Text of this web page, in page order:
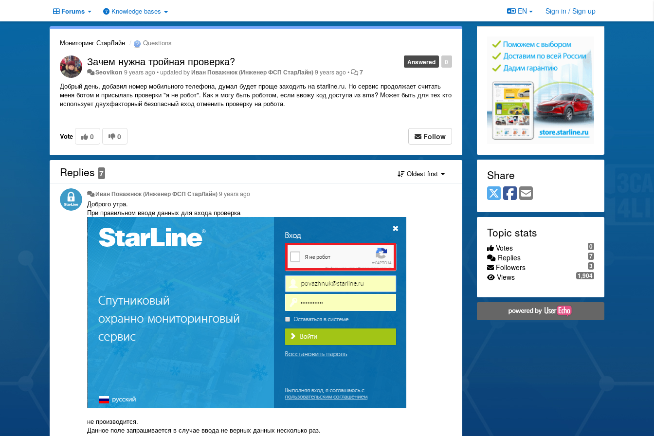
Forums Knowledge bases EN Sign in / Sign up
Мониторинг СтарЛайн Questions
0
Answered
Зачем нужна тройная проверка?
Seovikon 9 years ago•updated byИван Поважнюк (Инженер ФСП СтарЛайн)9 years ago• 7
Добрый день, добавил номер мобильного телефона, думал будет проще заходить на starline.ru. Но сервис продолжает считать
меня ботом и присылать проверки "я не робот". Как я могу быть роботом, если ввожу код доступа из sms? Может быть для тех кто
использует двухфакторный безопасный вход отменить проверку на робота.
Vote 0 0 Follow
Replies 7 Oldest first
Иван Поважнюк (Инженер ФСП СтарЛайн)9 years ago
Доброго утра.
При правильном вводе данных для входа проверка
не производится.
Данное поле запрашивается в случае ввода не верных данных несколько раз.
Share
Topic stats
0
Votes
7
Replies
3
Followers
1,904
Views